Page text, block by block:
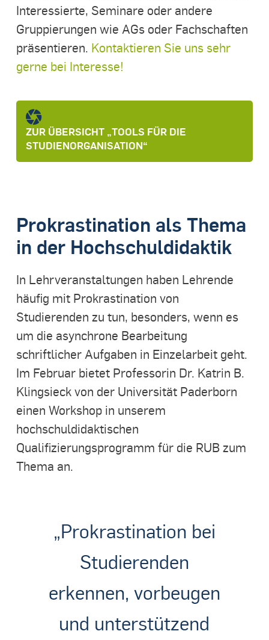
Interessierte, Seminare oder andere
Gruppierungen wie AGs oder Fachschaften
präsentieren. Kontaktieren Sie uns sehr
gerne bei Interesse!
ZUR ÜBERSICHT „TOOLS FÜR DIE
STUDIENORGANISATION“
Prokrastination als Thema
in der Hochschuldidaktik
In Lehrveranstaltungen haben Lehrende
häufig mit Prokrastination von
Studierenden zu tun, besonders, wenn es
um die asynchrone Bearbeitung
schriftlicher Aufgaben in Einzelarbeit geht.
Im Februar bietet Professorin Dr. Katrin B.
Klingsieck von der Universität Paderborn
einen Workshop in unserem
hochschuldidaktischen
Qualifizierungsprogramm für die RUB zum
Thema an.
„Prokrastination bei
Studierenden
erkennen, vorbeugen
und unterstützend